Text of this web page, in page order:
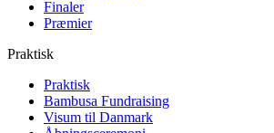
Finaler
Præmier
Praktisk
Praktisk
Bambusa Fundraising
Visum til Danmark